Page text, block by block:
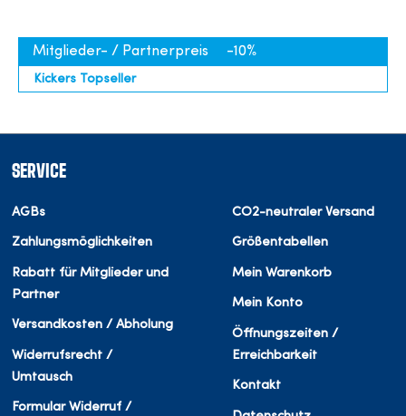
Mitglieder- / Partnerpreis -10%
Kickers Topseller
SERVICE
AGBs
Zahlungsmöglichkeiten
Rabatt für Mitglieder und
Partner
Versandkosten / Abholung
Widerrufsrecht /
Umtausch
Formular Widerruf /
CO2-neutraler Versand
Größentabellen
Mein Warenkorb
Mein Konto
Öffnungszeiten /
Erreichbarkeit
Kontakt